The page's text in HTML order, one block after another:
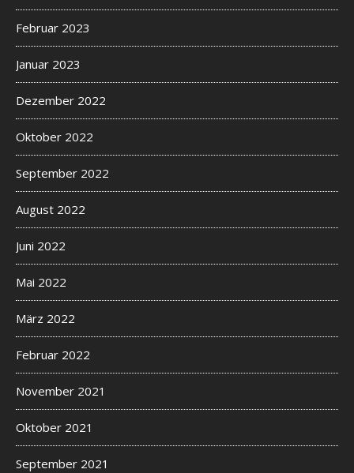
Februar 2023
Januar 2023
Dezember 2022
Oktober 2022
September 2022
August 2022
Juni 2022
Mai 2022
März 2022
Februar 2022
November 2021
Oktober 2021
September 2021